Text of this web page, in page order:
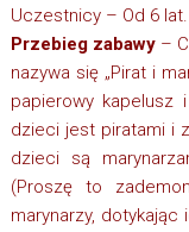
Uczestnicy – Od 6 lat.
Przebieg zabawy –
nazywa się „Pirat i
papierowy kapelusz
dzieci jest piratami i
dzieci są
(Proszę to
marynarzy, dotykając